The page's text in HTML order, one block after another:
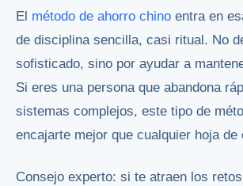
El método de ahorro chino entra en
de disciplina sencilla, casi ritual. No
sofisticado, sino por ayudar a
Si eres una persona que abandona
sistemas complejos, este tipo de
encajarte mejor que cualquier hoja de
Consejo experto: si te atraen los